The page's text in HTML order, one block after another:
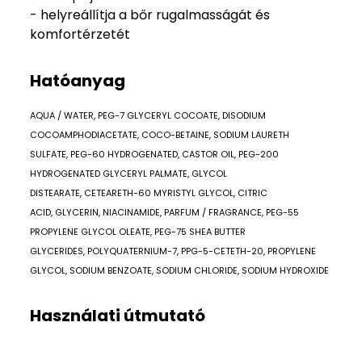
- helyreállítja a bőr rugalmasságát és
komfortérzetét
Hatóanyag
AQUA / WATER, PEG-7 GLYCERYL COCOATE, DISODIUM
COCOAMPHODIACETATE, COCO-BETAINE, SODIUM LAURETH
SULFATE, PEG-60 HYDROGENATED, CASTOR OIL, PEG-200
HYDROGENATED GLYCERYL PALMATE, GLYCOL
DISTEARATE, CETEARETH-60 MYRISTYL GLYCOL, CITRIC
ACID, GLYCERIN, NIACINAMIDE, PARFUM / FRAGRANCE, PEG-55
PROPYLENE GLYCOL OLEATE, PEG-75 SHEA BUTTER
GLYCERIDES, POLYQUATERNIUM-7, PPG-5-CETETH-20, PROPYLENE
GLYCOL, SODIUM BENZOATE, SODIUM CHLORIDE, SODIUM HYDROXIDE
Használati útmutató